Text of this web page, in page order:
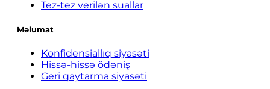
Tez-tez verilən suallar
Məlumat
Konfidensiallıq siyasəti
Hissə-hissə ödəniş
Geri qaytarma siyasəti